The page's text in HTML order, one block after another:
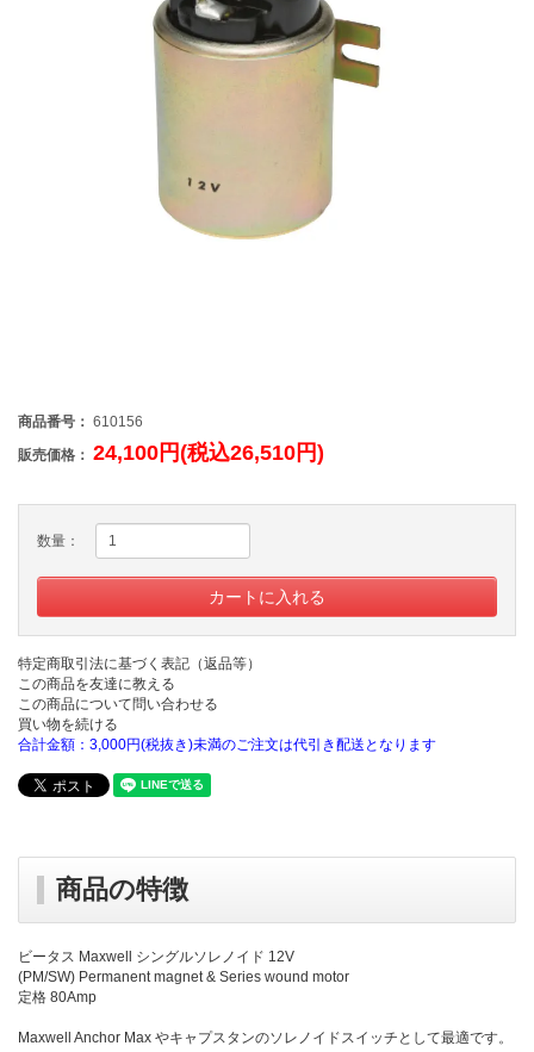
商品番号： 610156
販売価格： 24,100円(税込26,510円)
数量：
特定商取引法に基づく表記（返品等）
この商品を友達に教える
この商品について問い合わせる
買い物を続ける
合計金額：3,000円(税抜き)未満のご注文は代引き配送となります
商品の特徴
ビータス Maxwell シングルソレノイド 12V
(PM/SW) Permanent magnet & Series wound motor
定格 80Amp
Maxwell Anchor Max やキャプスタンのソレノイドスイッチとして最適です。